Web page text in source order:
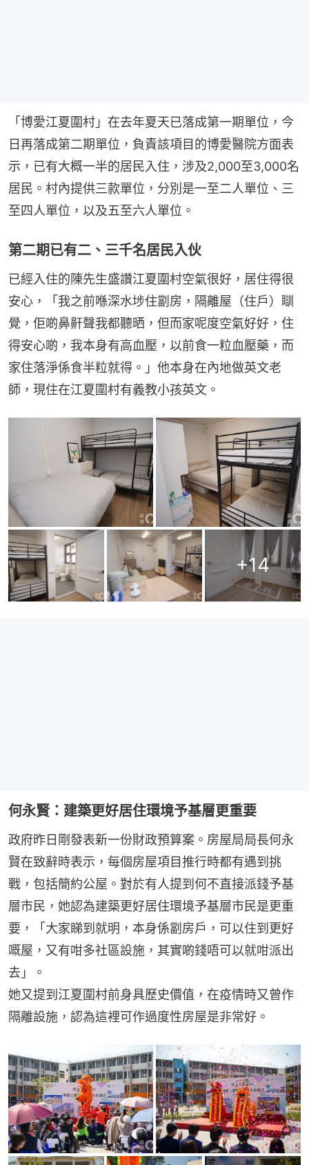
「博愛江夏圍村」在去年夏天已落成第一期單位，今
日再落成第二期單位，負責該項目的博愛醫院方面表
示，已有大概一半的居民入住，涉及2,000至3,000名
居民。村內提供三款單位，分別是一至二人單位、三
至四人單位，以及五至六人單位。
第二期已有二、三千名居民入伙
已經入住的陳先生盛讚江夏圍村空氣很好，居住得很
安心，「我之前喺深水埗住劏房，隔離屋（住戶）瞓
覺，佢啲鼻鼾聲我都聽晒，但而家呢度空氣好好，住
得安心啲，我本身有高血壓，以前食一粒血壓藥，而
家住落淨係食半粒就得。」他本身在內地做英文老
師，現住在江夏圍村有義教小孩英文。
+14
何永賢：建築更好居住環境予基層更重要
政府昨日剛發表新一份財政預算案。房屋局局長何永
賢在致辭時表示，每個房屋項目推行時都有遇到挑
戰，包括簡約公屋。對於有人提到何不直接派錢予基
層市民，她認為建築更好居住環境予基層市民是更重
要，「大家睇到就明，本身係劏房戶，可以住到更好
嘅屋，又有咁多社區設施，其實啲錢唔可以就咁派出
去」。
她又提到江夏圍村前身具歷史價值，在疫情時又曾作
隔離設施，認為這裡可作過度性房屋是非常好。